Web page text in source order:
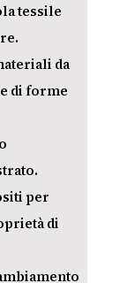
tessile
da
di forme
per
di